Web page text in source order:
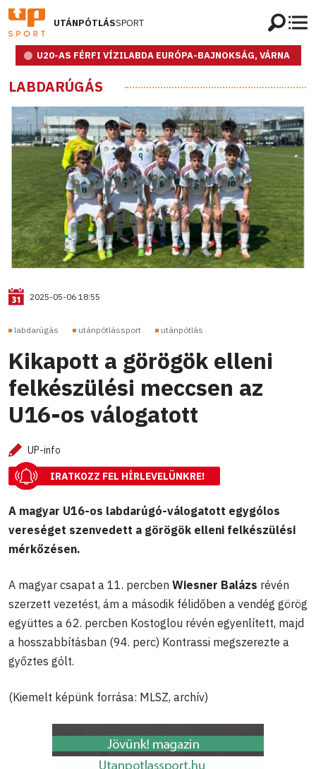
UTÁNPÓTLÁSSPORT
U20-AS FÉRFI VÍZILABDA EURÓPA-BAJNOKSÁG, VÁRNA
LABDARÚGÁS
2025-05-06 18:55
labdarúgás utánpótlássport utánpótlás
Kikapott a görögök elleni
felkészülési meccsen az
U16-os válogatott
UP-info
IRATKOZZ FEL HÍRLEVELÜNKRE!
A magyar U16-os labdarúgó-válogatott egygólos
vereséget szenvedett a görögök elleni felkészülési
mérkőzésen.
A magyar csapat a 11. percben Wiesner Balázs révén
szerzett vezetést, ám a második félidőben a vendég görög
együttes a 62. percben Kostoglou révén egyenlített, majd
a hosszabbításban (94. perc) Kontrassi megszerezte a
győztes gólt.
(Kiemelt képünk forrása: MLSZ, archív)